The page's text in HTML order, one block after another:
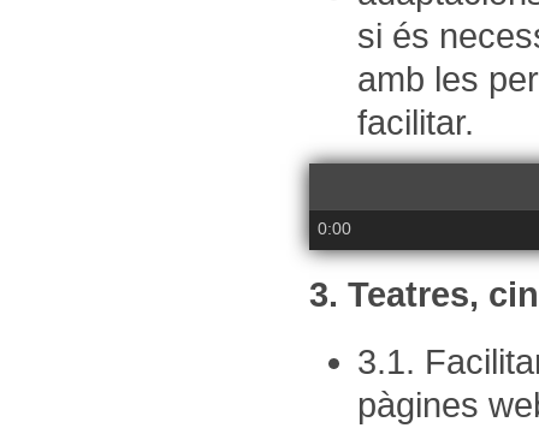
si és
amb les
facilitar.
0:00
3. Teatres,
3.1.
pàgines